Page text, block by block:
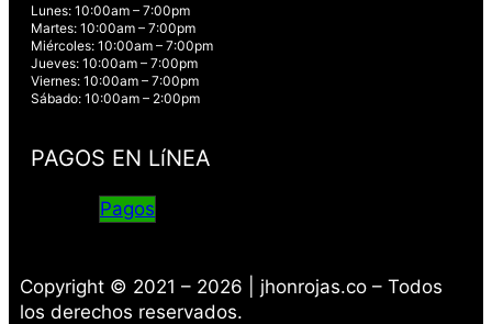
Lunes: 10:00am – 7:00pm
Martes: 10:00am – 7:00pm
Miércoles: 10:00am – 7:00pm
Jueves: 10:00am – 7:00pm
Viernes: 10:00am – 7:00pm
Sábado: 10:00am – 2:00pm
PAGOS EN LíNEA
Pagos
Copyright © 2021 – 2026 | jhonrojas.co – Todos
los derechos reservados.